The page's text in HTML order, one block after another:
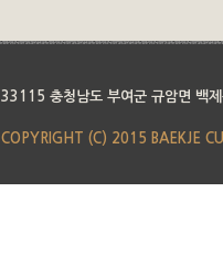
33115 충청남도 부여군 규암면 백
COPYRIGHT (C) 2015 BAEKJE